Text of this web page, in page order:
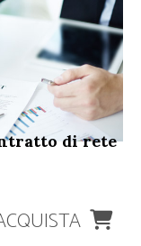
di rete